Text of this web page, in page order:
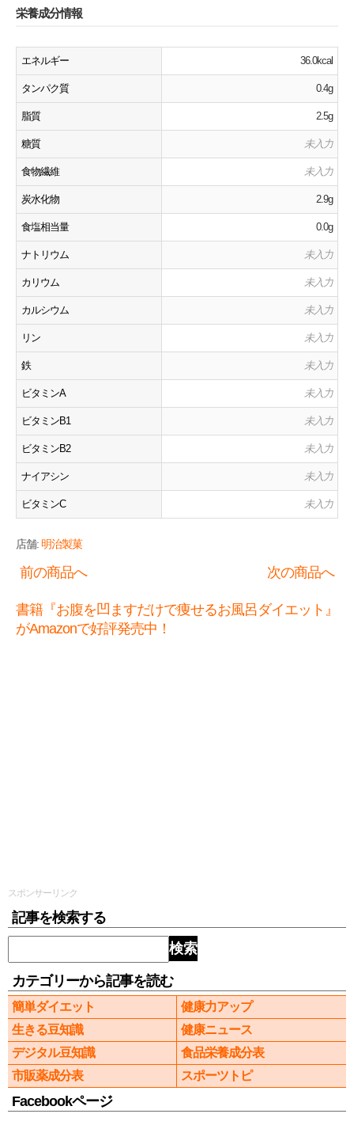
栄養成分情報
エネルギー 36.0kcal
タンパク質 0.4g
脂質 2.5g
糖質 未入力
食物繊維 未入力
炭水化物 2.9g
食塩相当量 0.0g
ナトリウム 未入力
カリウム 未入力
カルシウム 未入力
リン 未入力
鉄 未入力
ビタミンA 未入力
ビタミンB1 未入力
ビタミンB2 未入力
ナイアシン 未入力
ビタミンC 未入力
店舗: 明治製菓
前の商品へ 次の商品へ
書籍『お腹を凹ますだけで痩せるお風呂ダイエット』
がAmazonで好評発売中！
スポンサーリンク
記事を検索する
検索
カテゴリーから記事を読む
簡単ダイエット
健康力アップ
生きる豆知識
健康ニュース
デジタル豆知識
食品栄養成分表
市販薬成分表
スポーツトピ
Facebookページ